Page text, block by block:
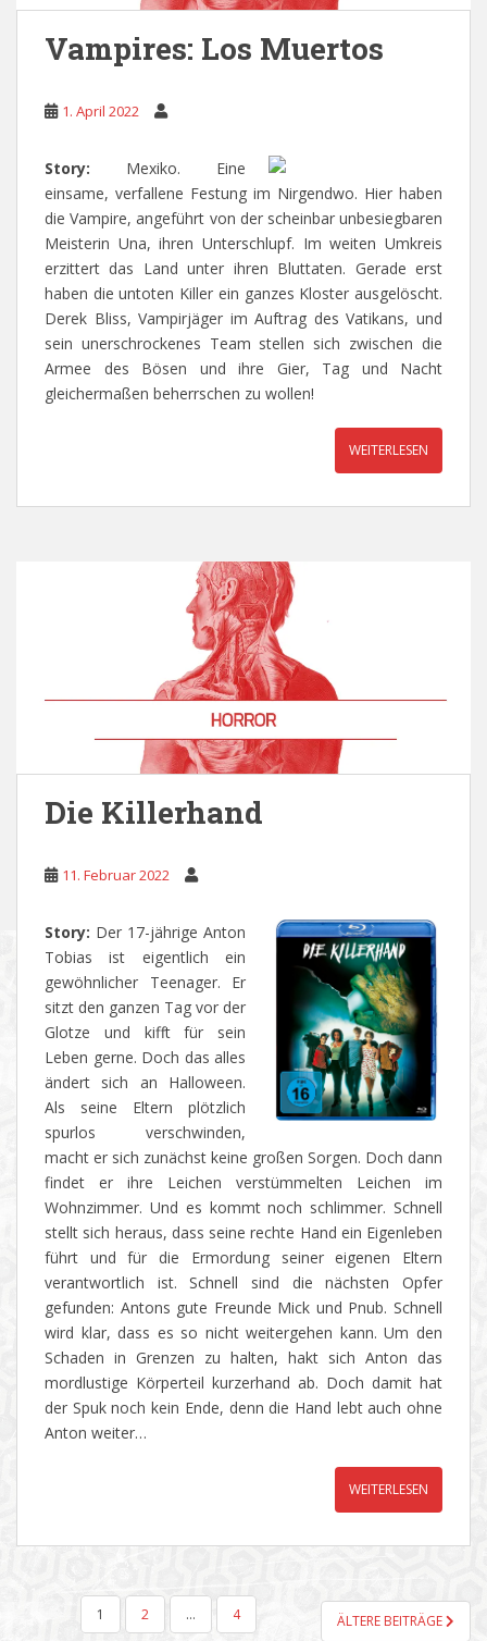
Vampires: Los Muertos
1. April 2022
Story: Mexiko. Eine
einsame, verfallene Festung im Nirgendwo. Hier haben
die Vampire, angeführt von der scheinbar unbesiegbaren
Meisterin Una, ihren Unterschlupf. Im weiten Umkreis
erzittert das Land unter ihren Bluttaten. Gerade erst
haben die untoten Killer ein ganzes Kloster ausgelöscht.
Derek Bliss, Vampirjäger im Auftrag des Vatikans, und
sein unerschrockenes Team stellen sich zwischen die
Armee des Bösen und ihre Gier, Tag und Nacht
gleichermaßen beherrschen zu wollen!
WEITERLESEN
Die Killerhand
11. Februar 2022
Story: Der 17-jährige Anton
Tobias ist eigentlich ein
gewöhnlicher Teenager. Er
sitzt den ganzen Tag vor der
Glotze und kifft für sein
Leben gerne. Doch das alles
ändert sich an Halloween.
Als seine Eltern plötzlich
spurlos verschwinden,
macht er sich zunächst keine großen Sorgen. Doch dann
findet er ihre Leichen verstümmelten Leichen im
Wohnzimmer. Und es kommt noch schlimmer. Schnell
stellt sich heraus, dass seine rechte Hand ein Eigenleben
führt und für die Ermordung seiner eigenen Eltern
verantwortlich ist. Schnell sind die nächsten Opfer
gefunden: Antons gute Freunde Mick und Pnub. Schnell
wird klar, dass es so nicht weitergehen kann. Um den
Schaden in Grenzen zu halten, hakt sich Anton das
mordlustige Körperteil kurzerhand ab. Doch damit hat
der Spuk noch kein Ende, denn die Hand lebt auch ohne
Anton weiter…
WEITERLESEN
SEITENNUMMERIERUNG
1 2 … 4 ÄLTERE BEITRÄGE